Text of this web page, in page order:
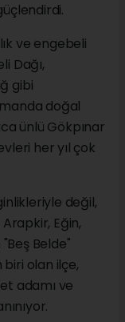
ve engebeli
Dağı,
gibi
doğal
ünlü Gökpınar
her yıl çok
değil,
Eğin,
Belde"
olan ilçe,
adamı ve